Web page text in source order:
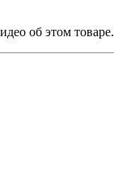
об этом товаре.